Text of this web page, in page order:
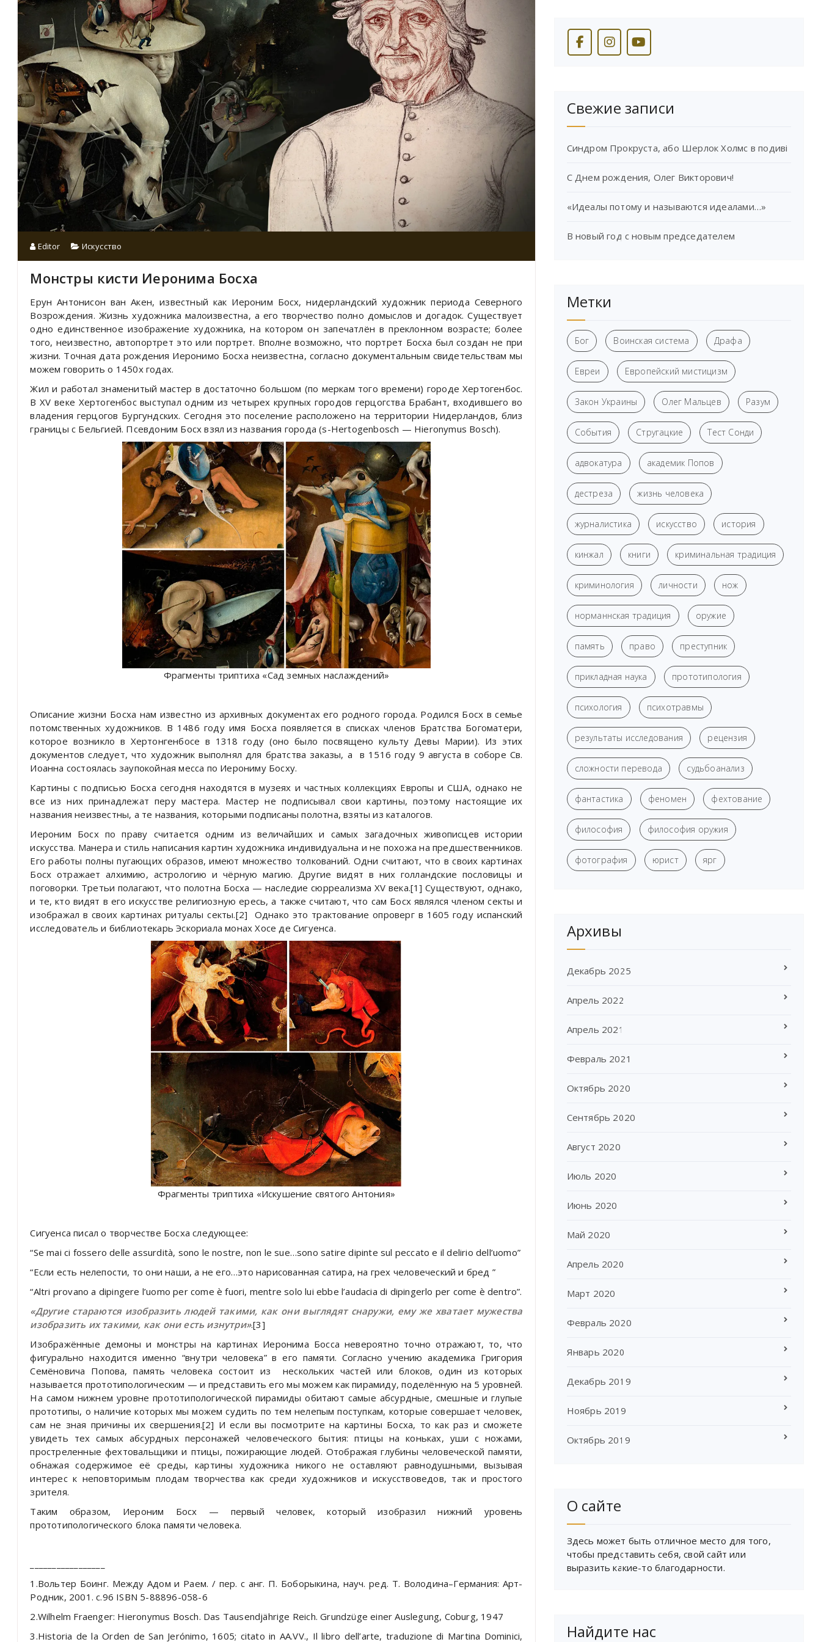
Editor Искусство
Монстры кисти Иеронима Босха
Ерун Антонисон ван Акен, известный как Иероним Босх, нидерландский художник периода Северного
Возрождения. Жизнь художника малоизвестна, а его творчество полно домыслов и догадок. Существует
одно единственное изображение художника, на котором он запечатлён в преклонном возрасте; более
того, неизвестно, автопортрет это или портрет. Вполне возможно, что портрет Босха был создан не при
жизни. Точная дата рождения Иеронимо Босха неизвестна, согласно документальным свидетельствам мы
можем говорить о 1450х годах.
Жил и работал знаменитый мастер в достаточно большом (по меркам того времени) городе Хертогенбос.
В XV веке Хертогенбос выступал одним из четырех крупных городов герцогства Брабант, входившего во
владения герцогов Бургундских. Сегодня это поселение расположено на территории Нидерландов, близ
границы с Бельгией. Псевдоним Босх взял из названия города (s-Hertogenbosch — Hieronymus Bosch).
Фрагменты триптиха «Сад земных наслаждений»
Описание жизни Босха нам известно из архивных документах его родного города. Родился Босх в семье
потомственных художников. В 1486 году имя Босха появляется в списках членов Братства Богоматери,
которое возникло в Хертонгенбосе в 1318 году (оно было посвящено культу Девы Марии). Из этих
документов следует, что художник выполнял для братства заказы, а в 1516 году 9 августа в соборе Св.
Иоанна состоялась заупокойная месса по Иерониму Босху.
Картины с подписью Босха сегодня находятся в музеях и частных коллекциях Европы и США, однако не
все из них принадлежат перу мастера. Мастер не подписывал свои картины, поэтому настоящие их
названия неизвестны, а те названия, которыми подписаны полотна, взяты из каталогов.
Иероним Босх по праву считается одним из величайших и самых загадочных живописцев истории
искусства. Манера и стиль написания картин художника индивидуальна и не похожа на предшественников.
Его работы полны пугающих образов, имеют множество толкований. Одни считают, что в своих картинах
Босх отражает алхимию, астрологию и чёрную магию. Другие видят в них голландские пословицы и
поговорки. Третьи полагают, что полотна Босха — наследие сюрреализма XV века.[1] Существуют, однако,
и те, кто видят в его искусстве религиозную ересь, а также считают, что сам Босх являлся членом секты и
изображал в своих картинах ритуалы секты.[2] Однако это трактование опроверг в 1605 году испанский
исследователь и библиотекарь Эскориала монах Хосе де Сигуенса.
Фрагменты триптиха «Искушение святого Антония»
Сигуенса писал о творчестве Босха следующее:
“Se mai ci fossero delle assurdità, sono le nostre, non le sue…sono satire dipinte sul peccato e il delirio dell’uomo”
“Если есть нелепости, то они наши, а не его…это нарисованная сатира, на грех человеческий и бред ”
“Altri provano a dipingere l’uomo per come è fuori, mentre solo lui ebbe l’audacia di dipingerlo per come è dentro”.
«Другие стараются изобразить людей такими, как они выглядят снаружи, ему же хватает мужества
изобразить их такими, как они есть изнутри».[3]
Изображённые демоны и монстры на картинах Иеронима Босса невероятно точно отражают, то, что
фигурально находится именно “внутри человека” в его памяти. Согласно учению академика Григория
Семёновича Попова, память человека состоит из нескольких частей или блоков, один из которых
называется прототипологическим — и представить его мы можем как пирамиду, поделённую на 5 уровней.
На самом нижнем уровне прототипологической пирамиды обитают самые абсурдные, смешные и глупые
прототипы, о наличие которых мы можем судить по тем нелепым поступкам, которые совершает человек,
сам не зная причины их свершения.[2] И если вы посмотрите на картины Босха, то как раз и сможете
увидеть тех самых абсурдных персонажей человеческого бытия: птицы на коньках, уши с ножами,
простреленные фехтовальщики и птицы, пожирающие людей. Отображая глубины человеческой памяти,
обнажая содержимое её среды, картины художника никого не оставляют равнодушными, вызывая
интерес к неповторимым плодам творчества как среди художников и искусствоведов, так и простого
зрителя.
Таким образом, Иероним Босх — первый человек, который изобразил нижний уровень
прототипологического блока памяти человека.
1.Вольтер Боинг. Между Адом и Раем. / пер. с анг. П. Боборыкина, науч. ред. Т. Володина–Германия: Арт-
Родник, 2001. с.96 ISBN 5-88896-058-6
2.Wilhelm Fraenger: Hieronymus Bosch. Das Tausendjährige Reich. Grundzüge einer Auslegung, Coburg, 1947
3.Historia de la Orden de San Jerónimo, 1605; citato in AA.VV., Il libro dell’arte, traduzione di Martina Dominici,
Свежие записи
Синдром Прокруста, або Шерлок Холмс в подиві
С Днем рождения, Олег Викторович!
«Идеалы потому и называются идеалами…»
В новый год с новым председателем
Метки
Бог Воинская система Драфа
Евреи Европейский мистицизм
Закон Украины Олег Мальцев Разум
События Стругацкие Тест Сонди
адвокатура академик Попов
дестреза жизнь человека
журналистика искусство история
кинжал книги криминальная традиция
криминология личности нож
норманнская традиция оружие
память право преступник
прикладная наука прототипология
психология психотравмы
результаты исследования рецензия
сложности перевода судьбоанализ
фантастика феномен фехтование
философия философия оружия
фотография юрист ярг
Архивы
Декабрь 2025
Апрель 2022
Апрель 2021
Февраль 2021
Октябрь 2020
Сентябрь 2020
Август 2020
Июль 2020
Июнь 2020
Май 2020
Апрель 2020
Март 2020
Февраль 2020
Январь 2020
Декабрь 2019
Ноябрь 2019
Октябрь 2019
О сайте
Здесь может быть отличное место для того,
чтобы представить себя, свой сайт или
выразить какие-то благодарности.
Найдите нас